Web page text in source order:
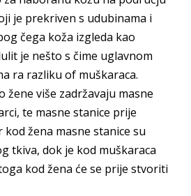
je prekriven s udubinama i
čega koža izgleda kao
je nešto s čime uglavnom
ra razliku of muškaraca.
žene više zadržavaju masne
te masne stanice prije
žena masne stanice su
tkiva, dok je kod muškaraca
kod žena će se prije stvoriti